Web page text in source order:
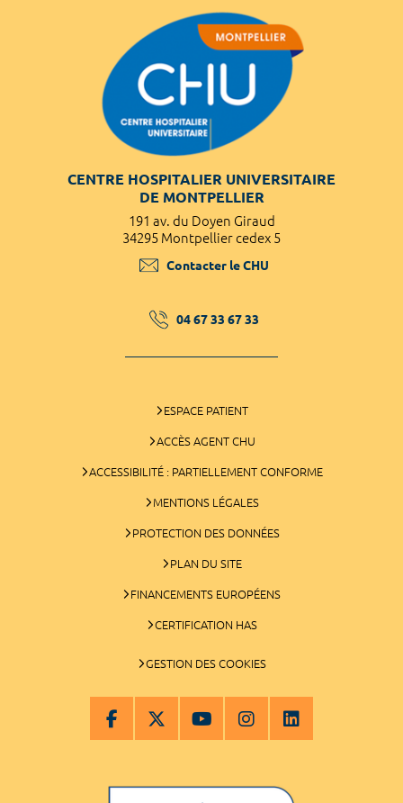
CENTRE HOSPITALIER UNIVERSITAIRE
DE MONTPELLIER
191 av. du Doyen Giraud
34295 Montpellier cedex 5
Contacter le CHU
04 67 33 67 33
ESPACE PATIENT
ACCÈS AGENT CHU
ACCESSIBILITÉ : PARTIELLEMENT CONFORME
MENTIONS LÉGALES
PROTECTION DES DONNÉES
PLAN DU SITE
FINANCEMENTS EUROPÉENS
CERTIFICATION HAS
GESTION DES COOKIES